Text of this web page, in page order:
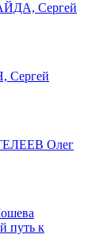
Сергей
Сергей
Олег
путь к